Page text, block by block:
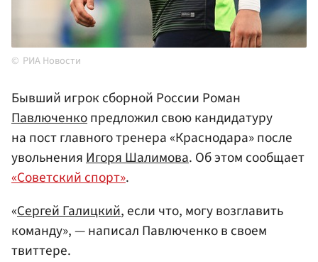
РИА Новости
Бывший игрок сборной России Роман
Павлюченкопредложил свою кандидатуру
на пост главного тренера «Краснодара» после
увольненияИгоря Шалимова. Об этом сообщает
«Советский спорт».
«Сергей Галицкий, если что, могу возглавить
команду», — написал Павлюченко в своем
твиттере.